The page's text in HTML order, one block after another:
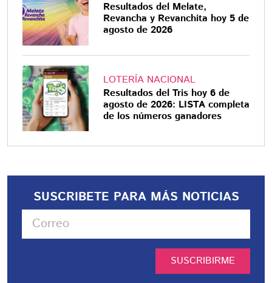
Resultados del Melate,
Revancha y Revanchita hoy 5 de
agosto de 2026
LOTERÍA NACIONAL
Resultados del Tris hoy 6 de
agosto de 2026: LISTA completa
de los números ganadores
SUSCRIBETE PARA MÁS NOTICIAS
SUSCRIBIRME